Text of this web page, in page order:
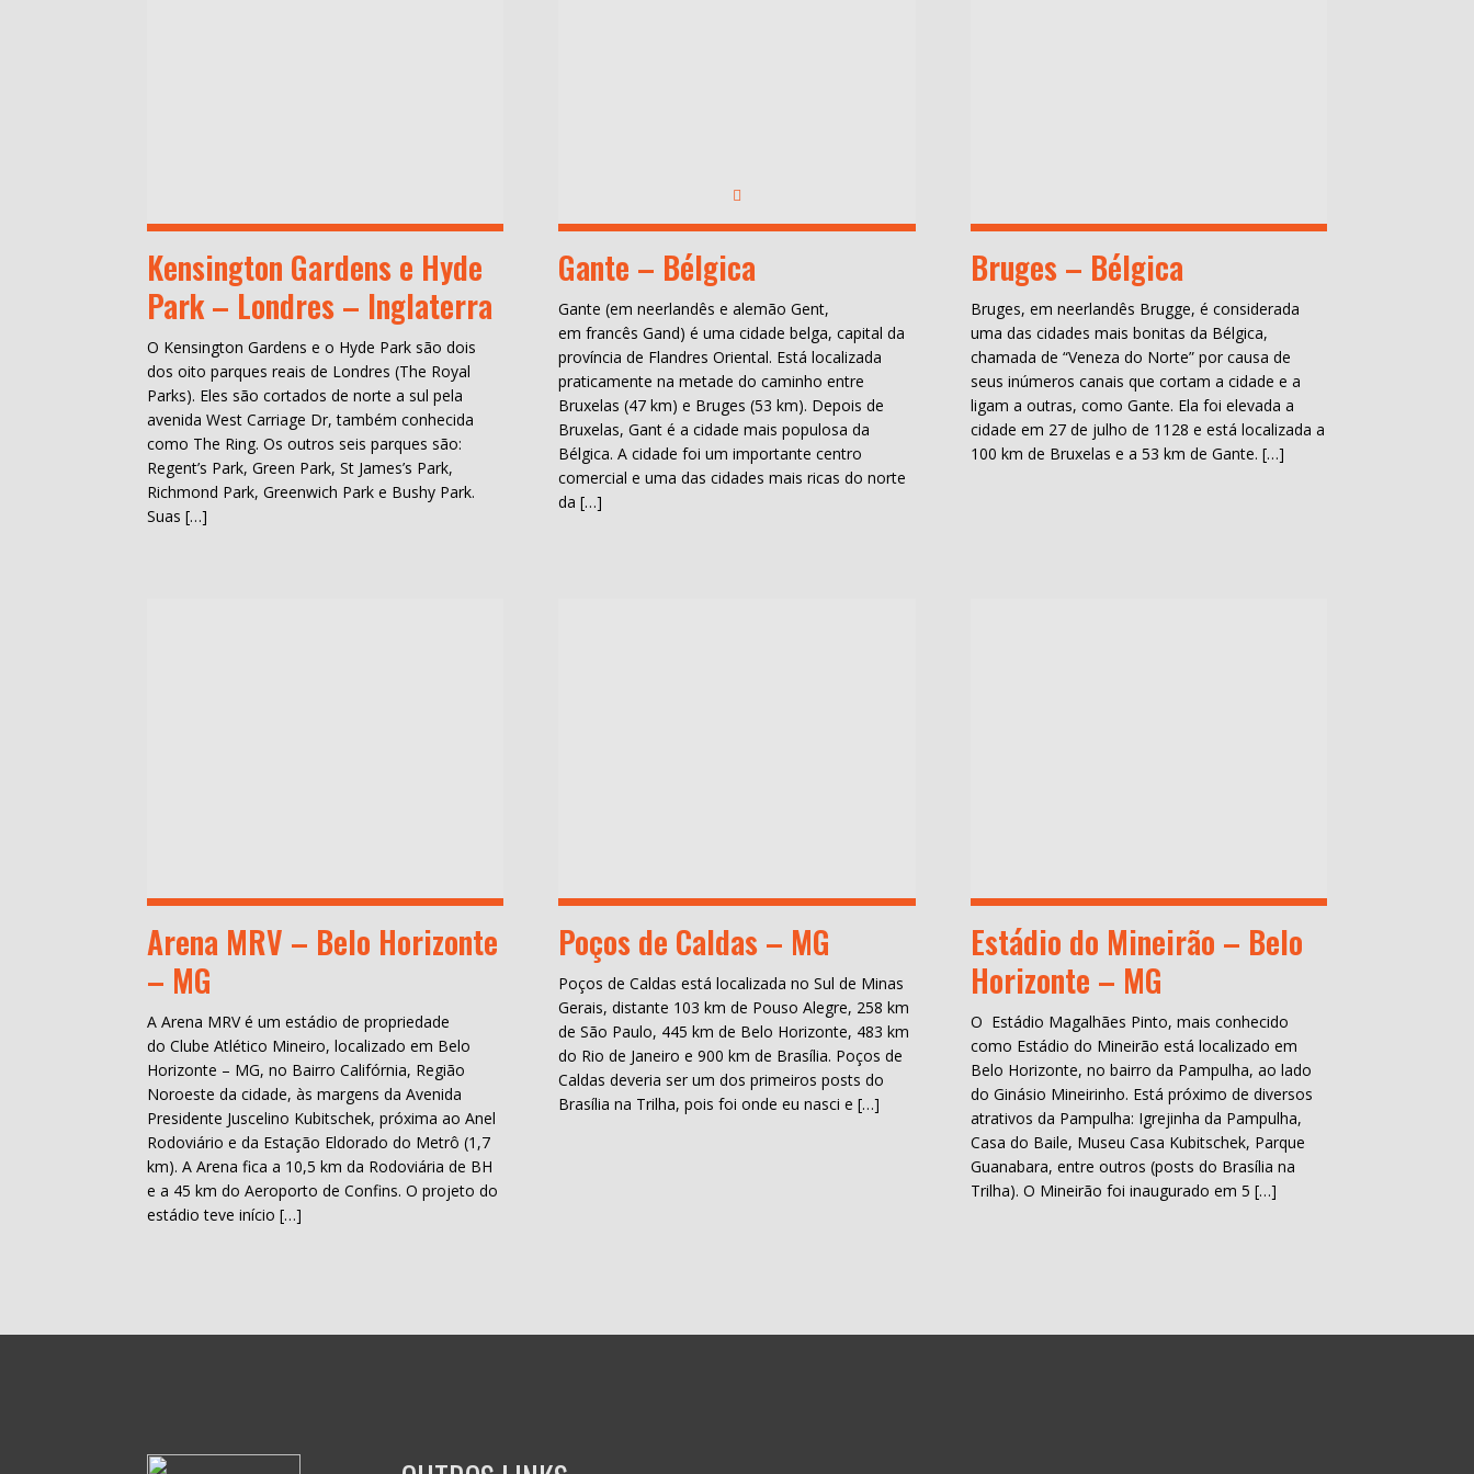
Kensington Gardens e Hyde
Park – Londres – Inglaterra
O Kensington Gardens e o Hyde Park são dois
dos oito parques reais de Londres (The Royal
Parks). Eles são cortados de norte a sul pela
avenida West Carriage Dr, também conhecida
como The Ring. Os outros seis parques são:
Regent’s Park, Green Park, St James’s Park,
Richmond Park, Greenwich Park e Bushy Park.
Suas […]
Gante – Bélgica
Gante (em neerlandês e alemão Gent,
em francês Gand) é uma cidade belga, capital da
província de Flandres Oriental. Está localizada
praticamente na metade do caminho entre
Bruxelas (47 km) e Bruges (53 km). Depois de
Bruxelas, Gant é a cidade mais populosa da
Bélgica. A cidade foi um importante centro
comercial e uma das cidades mais ricas do norte
da […]
Bruges – Bélgica
Bruges, em neerlandês Brugge, é considerada
uma das cidades mais bonitas da Bélgica,
chamada de “Veneza do Norte” por causa de
seus inúmeros canais que cortam a cidade e a
ligam a outras, como Gante. Ela foi elevada a
cidade em 27 de julho de 1128 e está localizada a
100 km de Bruxelas e a 53 km de Gante. […]
Arena MRV – Belo Horizonte
– MG
A Arena MRV é um estádio de propriedade
do Clube Atlético Mineiro, localizado em Belo
Horizonte – MG, no Bairro Califórnia, Região
Noroeste da cidade, às margens da Avenida
Presidente Juscelino Kubitschek, próxima ao Anel
Rodoviário e da Estação Eldorado do Metrô (1,7
km). A Arena fica a 10,5 km da Rodoviária de BH
e a 45 km do Aeroporto de Confins. O projeto do
estádio teve início […]
Poços de Caldas – MG
Poços de Caldas está localizada no Sul de Minas
Gerais, distante 103 km de Pouso Alegre, 258 km
de São Paulo, 445 km de Belo Horizonte, 483 km
do Rio de Janeiro e 900 km de Brasília. Poços de
Caldas deveria ser um dos primeiros posts do
Brasília na Trilha, pois foi onde eu nasci e […]
Estádio do Mineirão – Belo
Horizonte – MG
O Estádio Magalhães Pinto, mais conhecido
como Estádio do Mineirão está localizado em
Belo Horizonte, no bairro da Pampulha, ao lado
do Ginásio Mineirinho. Está próximo de diversos
atrativos da Pampulha: Igrejinha da Pampulha,
Casa do Baile, Museu Casa Kubitschek, Parque
Guanabara, entre outros (posts do Brasília na
Trilha). O Mineirão foi inaugurado em 5 […]